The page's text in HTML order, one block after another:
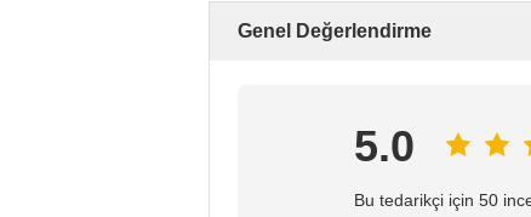
Genel Değerlendirme
5.0
Bu tedarikçi için 50